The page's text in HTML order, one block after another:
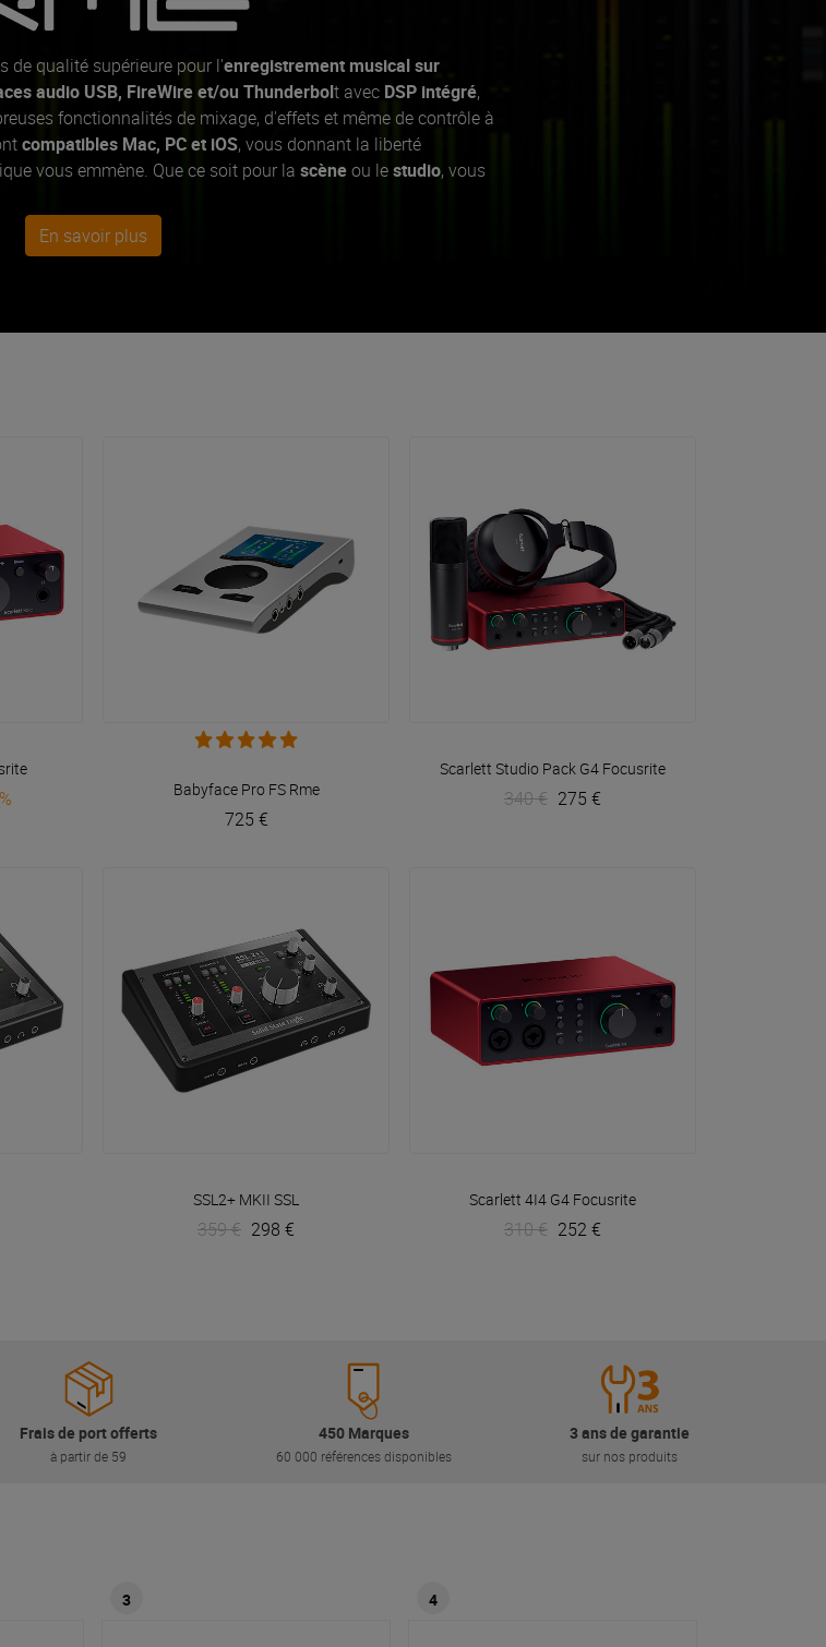
de qualité supérieure pour l'enregistrement musical sur
audio USB, FireWire et/ou Thunderbolt avec DSP intégré,
fonctionnalités de mixage, d'effets et même de contrôle à
compatibles Mac, PC et iOS, vous donnant la liberté
vous emmène. Que ce soit pour la scèneou lestudio, vous
En savoir plus
Babyface Pro FS Rme
725 €
VOIR EN DÉTAIL
Scarlett Studio Pack G4 Focusrite
340 € 275 €
VOIR EN DÉTAIL
SSL2+ MKII SSL
359 € 298 €
VOIR EN DÉTAIL
Scarlett 4I4 G4 Focusrite
310 € 252 €
Frais de port offerts
à partir de 59
450 Marques
60 000 références disponibles
3 ans de garantie
sur nos produits
3 4